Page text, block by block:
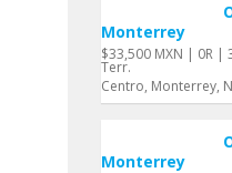
Monterrey
$33,500 MXN | 0R
Terr.
Centro, Monterrey,
Monterrey